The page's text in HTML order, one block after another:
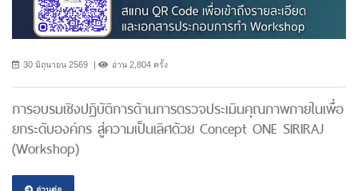
30 มิถุนายน 2569 อ่าน 2,804 ครั้ง
การอบรมเชิงปฏิบัติการด้านการตรวจประเมินคุณภาพภายในเพื่อ
ยกระดับองค์กร สู่ความเป็นเลิศด้วย Concept ONE SIRIRAJ
(Workshop)